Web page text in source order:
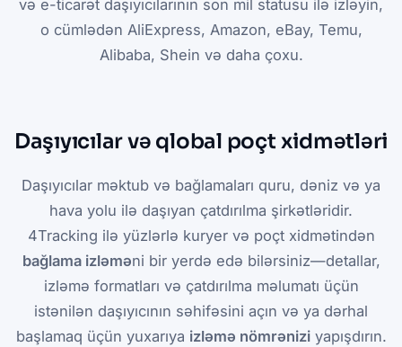
və e-ticarət daşıyıcılarının son mil statusu ilə izləyin,
o cümlədən AliExpress, Amazon, eBay, Temu,
Alibaba, Shein və daha çoxu.
Daşıyıcılar və qlobal poçt xidmətləri
Daşıyıcılar məktub və bağlamaları quru, dəniz və ya
hava yolu ilə daşıyan çatdırılma şirkətləridir.
4Tracking ilə yüzlərlə kuryer və poçt xidmətindən
bağlama izləməni bir yerdə edə bilərsiniz—detallar,
izləmə formatları və çatdırılma məlumatı üçün
istənilən daşıyıcının səhifəsini açın və ya dərhal
başlamaq üçün yuxarıya izləmə nömrəniziyapışdırın.